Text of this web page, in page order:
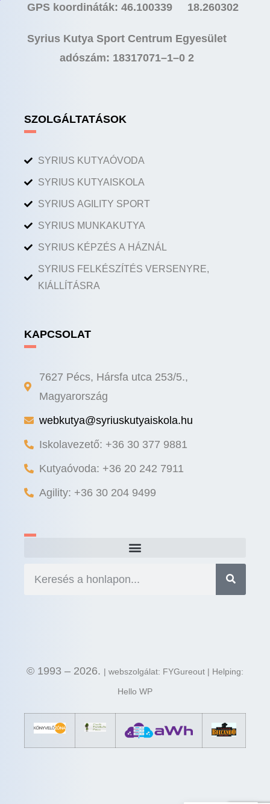
GPS koordináták: 46.100339 18.260302
Syrius Kutya Sport Centrum Egyesület
adószám: 18317071–1–0 2
SZOLGÁLTATÁSOK
SYRIUS KUTYAÓVODA
SYRIUS KUTYAISKOLA
SYRIUS AGILITY SPORT
SYRIUS MUNKAKUTYA
SYRIUS KÉPZÉS A HÁZNÁL
SYRIUS FELKÉSZÍTÉS VERSENYRE,
KIÁLLÍTÁSRA
KAPCSOLAT
7627 Pécs, Hársfa utca 253/5.,
Magyarország
webkutya@syriuskutyaiskola.hu
Iskolavezető: +36 30 377 9881
Kutyaóvoda: +36 20 242 7911
Agility: +36 30 204 9499
© 1993 – 2026. | webszolgálat: FYGureout | Helping:
Hello WP